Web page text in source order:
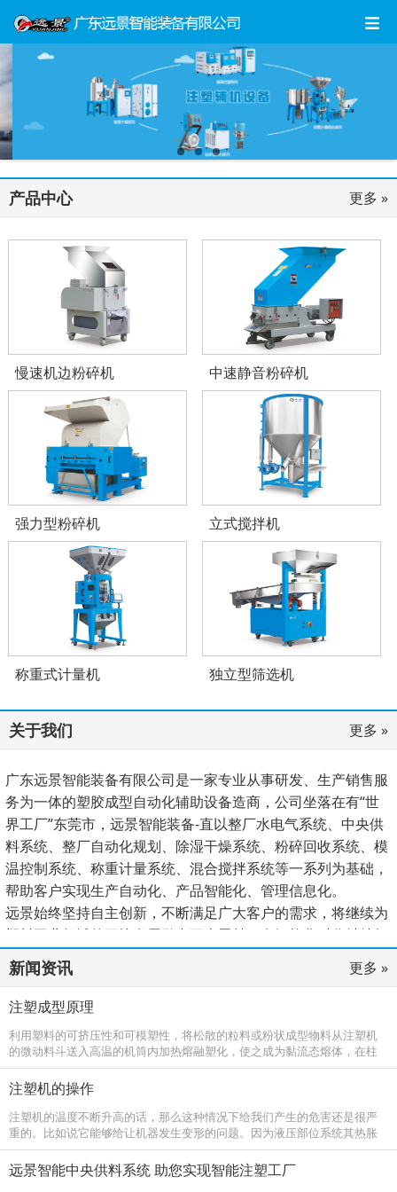
产品中心 更多 »
慢速机边粉碎机 中速静音粉碎机
强力型粉碎机 立式搅拌机
称重式计量机 独立型筛选机
关于我们 更多 »
广东远景智能装备有限公司是一家专业从事研发、生产销售服
务为一体的塑胶成型自动化辅助设备造商，公司坐落在有“世
界工厂”东莞市，远景智能装备-直以整厂水电气系统、中央供
料系统、整厂自动化规划、除湿干燥系统、粉碎回收系统、模
温控制系统、称重计量系统、混合搅拌系统等一系列为基础，
帮助客户实现生产自动化、产品智能化、管理信息化。
远景始终坚持自主创新，不断满足广大客户的需求，将继续为
塑料工业领域的更快发展做出更大贡献，在智能化时代继续杨
帆启航、谱写新的篇章。
新闻资讯
更多 »
注塑成型原理
利用塑料的可挤压性和可模塑性，将松散的粒料或粉状成型物料从注塑机
的微动料斗送入高温的机筒内加热熔融塑化，使之成为黏流态熔体，在柱
塞或螺杆的高压推动下，以很大的流速通过机筒前端的喷嘴注塑进入温度
较低的闭
注塑机的操作
注塑机的温度不断升高的话，那么这种情况下给我们产生的危害还是很严
重的。比如说它能够给让机器发生变形的问题。因为液压部位系统其热胀
系数如果不同的话，那么它的间隙也会相应的产生变化，这样会有操作系
统动作失
远景智能中央供料系统 助您实现智能注塑工厂